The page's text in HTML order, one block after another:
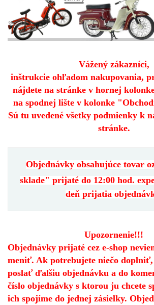
Vážený zákazníci,
inštrukcie ohľadom nakupovania,
nájdete na stránke v hornej
na spodnej lište v kolonke
Sú tu uvedené všetky podmienky k
stránke.
Objednávky obsahujúce tovar
sklade" prijaté do 12:00hod.
deň prijatia
Upozornenie!!!
Objednávky prijaté cez e-shop
meniť. Ak potrebujete niečo doplniť,
poslať ďalšiu objednávku a do
číslo objednávky s ktorou ju chcete
ich spojíme do jednej zásielky.